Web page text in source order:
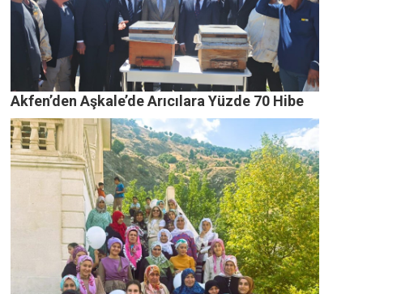
Akfen’den Aşkale’de Arıcılara Yüzde 70 Hibe